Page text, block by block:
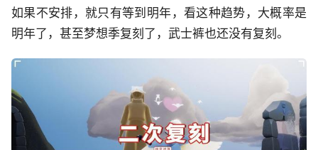
如果不安排，就只有等到明年，看这种趋势，大概率是
明年了，甚至梦想季复刻了，武士裤也还没有复刻。